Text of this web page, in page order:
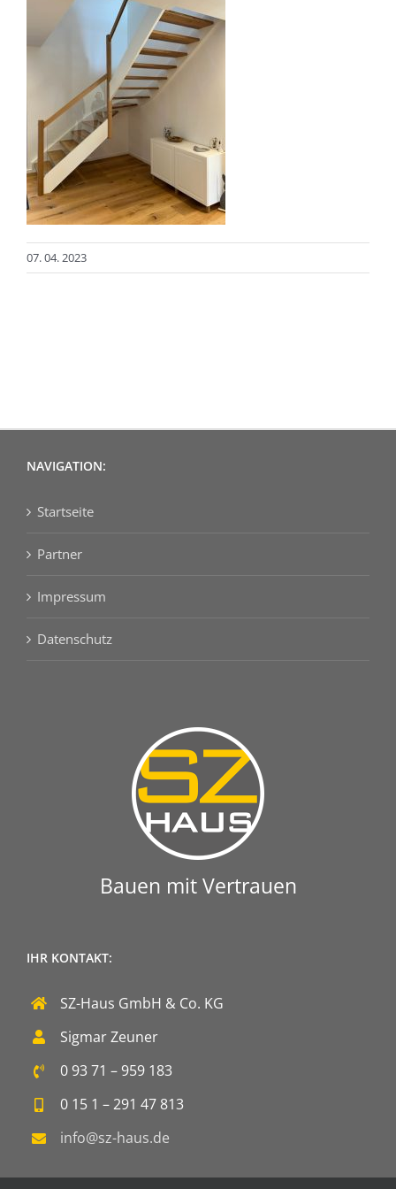
07. 04. 2023
NAVIGATION:
Startseite
Partner
Impressum
Datenschutz
Bauen mit Vertrauen
IHR KONTAKT:
SZ-Haus GmbH & Co. KG
Sigmar Zeuner
0 93 71 – 959 183
0 15 1 – 291 47 813
info@sz-haus.de